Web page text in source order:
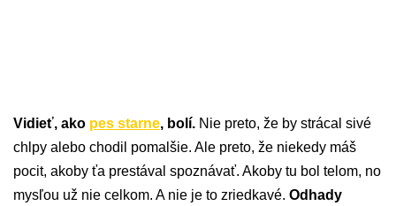
Vidieť, ako pes starne, bolí. Nie preto, že by strácal sivé
chlpy alebo chodil pomalšie. Ale preto, že niekedy máš
pocit, akoby ťa prestával spoznávať. Akoby tu bol telom, no
mysľou už nie celkom. A nie je to zriedkavé. Odhady